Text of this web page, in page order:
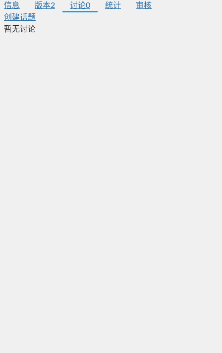
信息 版本2 讨论0 统计
审核
创建话题
暂无讨论